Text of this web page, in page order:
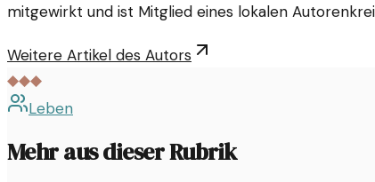
mitgewirkt und ist Mitglied eines lokalen
Weitere Artikel des Autors
◆◆◆
Leben
Mehr aus dieser Rubrik